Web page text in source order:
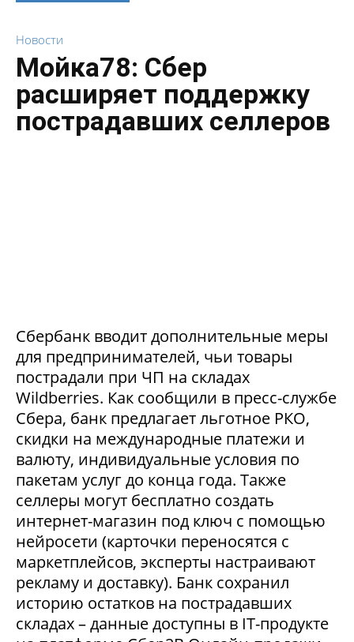
Новости
Мойка78: Сбер
расширяет поддержку
пострадавших селлеров
Сбербанк вводит дополнительные меры
для предпринимателей, чьи товары
пострадали при ЧП на складах
Wildberries. Как сообщили в пресс-службе
Сбера, банк предлагает льготное РКО,
скидки на международные платежи и
валюту, индивидуальные условия по
пакетам услуг до конца года. Также
селлеры могут бесплатно создать
интернет-магазин под ключ с помощью
нейросети (карточки переносятся с
маркетплейсов, эксперты настраивают
рекламу и доставку). Банк сохранил
историю остатков на пострадавших
складах – данные доступны в IT-продукте